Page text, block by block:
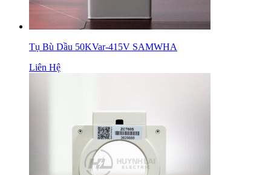
Tụ Bù Dầu 50KVar-415V SAMWHA
Liên Hệ